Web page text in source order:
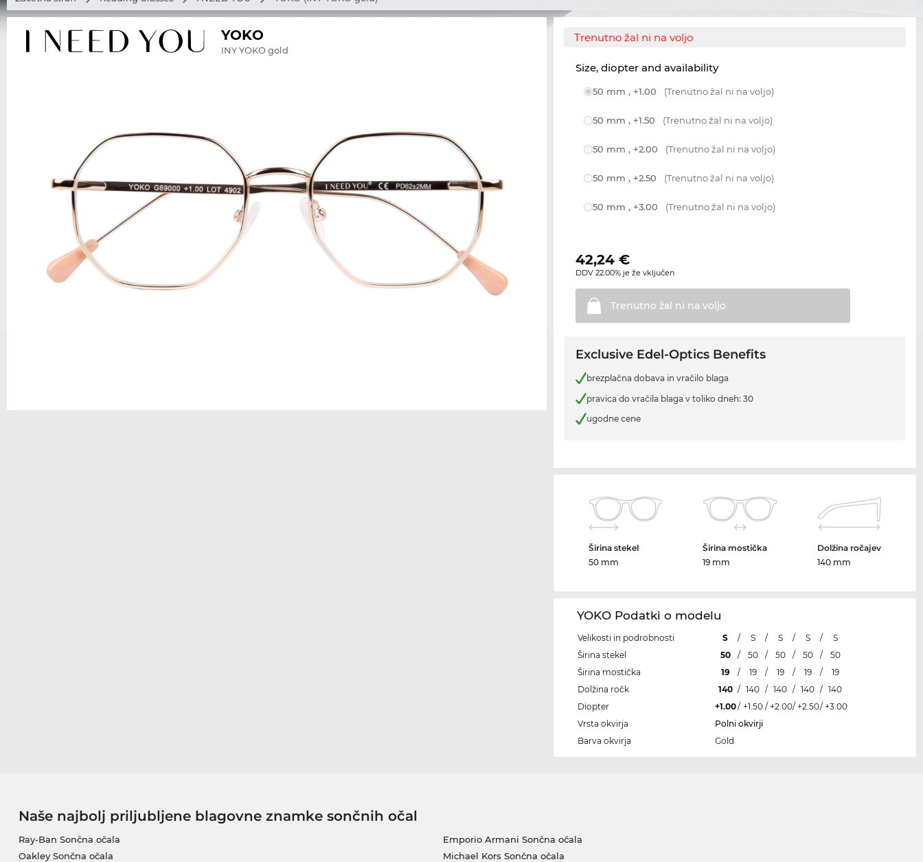
YOKO
INY YOKO gold
Trenutno žal ni na voljo
Size, diopter and availability
50 mm , +1.00 (Trenutno žal ni na voljo)
50 mm , +1.50 (Trenutno žal ni na voljo)
50 mm , +2.00 (Trenutno žal ni na voljo)
50 mm , +2.50 (Trenutno žal ni na voljo)
50 mm , +3.00 (Trenutno žal ni na voljo)
42,24 €
DDV 22.00% je že vključen
Trenutno žal ni na voljo
Exclusive Edel-Optics Benefits
brezplačna dobava in vračilo blaga
pravica do vračila blaga v toliko dneh: 30
ugodne cene
Širina stekel
50 mm
Širina mostička
19 mm
Dolžina ročajev
140 mm
YOKO Podatki o modelu
Velikosti in podrobnosti S / S / S / S /
S
Širina stekel
50 / 50 / 50 / 50 /
50
Širina mostička
19 / 19 / 19 / 19 /
19
Dolžina ročk
140 / 140 / 140 / 140 / 140
Diopter
+1.00/ +1.50 / +2.00/ +2.50/ +3.00
Vrsta okvirja
Polni okvirji
Barva okvirja
Gold
Naše najbolj priljubljene blagovne znamke sončnih očal
Ray-Ban Sončna očala
Oakley Sončna očala
Emporio Armani Sončna očala
Michael Kors Sončna očala